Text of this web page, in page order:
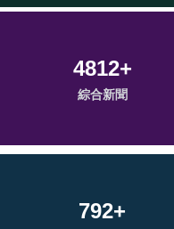
4812+
綜合新聞
792+